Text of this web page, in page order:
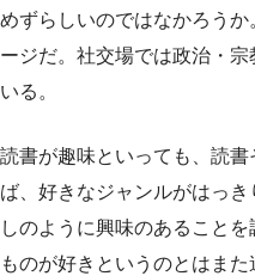
めずらしいのではなかろう
ージだ。社交場では政治・
いる。
読書が趣味といっても、読
ば、好きなジャンルがはっ
しのように興味のあること
ものが好きというのとはま